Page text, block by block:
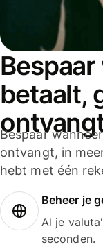
betaalt,
Bespaar
ontvangt, in
hebt met één
Beheer je
Al je
seconden.